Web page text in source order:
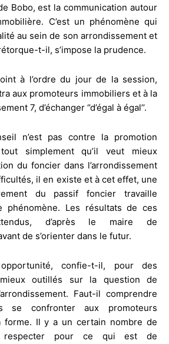
Bobo, est la communication autour
C’est un phénomène qui
au sein de son arrondissement et
t-il, s’impose la prudence.
à l’ordre du jour de la session,
aux promoteurs immobiliers et à la
7, d’échanger ‘’d’égal à égal’’.
n’est pas contre la promotion
simplement qu’il veut mieux
du foncier dans l’arrondissement
il en existe et à cet effet, une
du passif foncier travaille
phénomène. Les résultats de ces
d’après le maire de
de s’orienter dans le futur.
confie-t-il, pour des
mieux outillés sur la question de
Faut-il comprendre
se confronter aux promoteurs
forme. Il y a un certain nombre de
respecter pour ce qui est de